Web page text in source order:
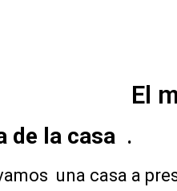
El
de la casa .
una casa a